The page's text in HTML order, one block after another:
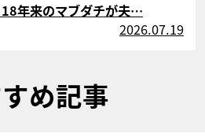
年来のマブダチが夫…
2026.07.19
め記事